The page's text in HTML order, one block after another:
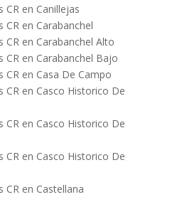
CR en Canillejas
CR en Carabanchel
CR en Carabanchel Alto
CR en Carabanchel Bajo
CR en Casa De Campo
CR en Casco Historico De
CR en Casco Historico De
CR en Casco Historico De
CR en Castellana